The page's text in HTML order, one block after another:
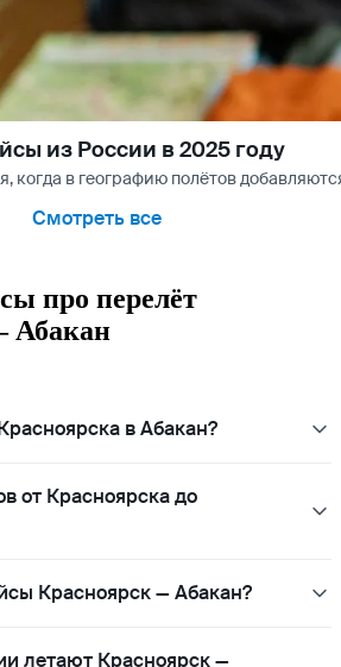
из России в 2025 году
когда в географию полётов
Смотреть все
про перелёт
Абакан
в Абакан?
от Красноярска до
Красноярск — Абакан?
летают Красноярск —